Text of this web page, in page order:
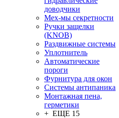
доводчики
Мех-мы секретности
Ручки защелки
(KNOB)
Раздвижные системы
Уплотнитель
Автоматические
пороги
Фурнитура для окон
Системы антипаника
Монтажная пена,
герметики
+ ЕЩЕ 15